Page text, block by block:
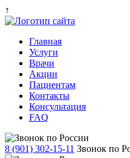
↑
Главная
Услуги
Врачи
Акции
Пациентам
Контакты
Консультация
FAQ
8 (901) 302-15-11 Звонок по